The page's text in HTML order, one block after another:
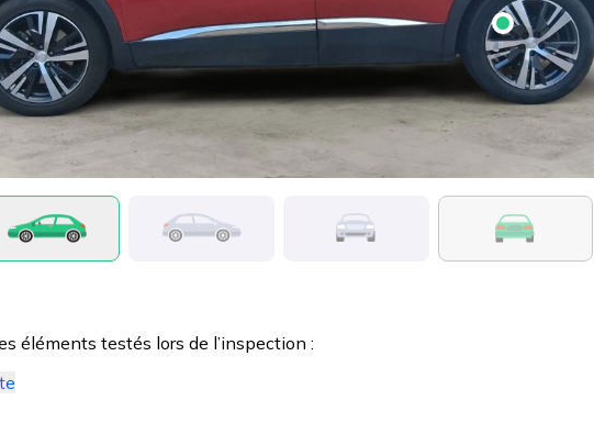
éléments testés lors de l’inspection :